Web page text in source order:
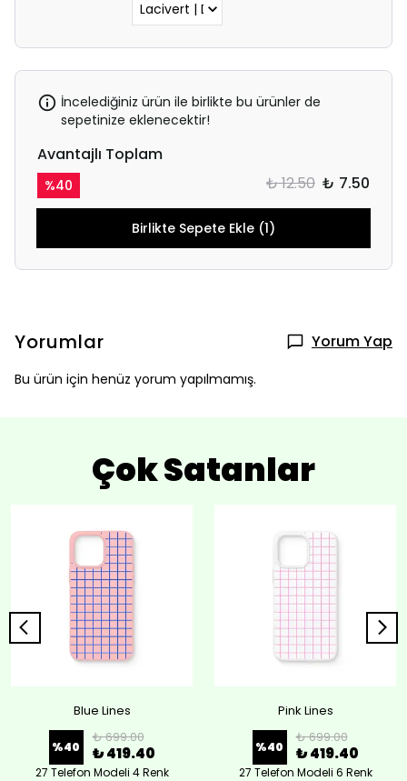
İncelediğiniz ürün ile birlikte bu ürünler de
sepetinize eklenecektir!
Avantajlı Toplam
%40 ₺ 12.50 ₺ 7.50
Birlikte Sepete Ekle (1)
Yorumlar Yorum Yap
Bu ürün için henüz yorum yapılmamış.
Çok Satanlar
Blue Lines
%40
₺ 699.00
₺ 419.40
27 Telefon Modeli 4 Renk
Pink Lines
%40
₺ 699.00
₺ 419.40
27 Telefon Modeli 6 Renk